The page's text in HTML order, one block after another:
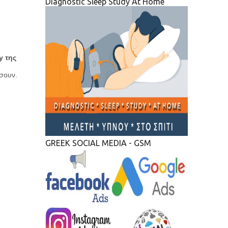
της
GREEK SOCIAL MEDIA - GSM